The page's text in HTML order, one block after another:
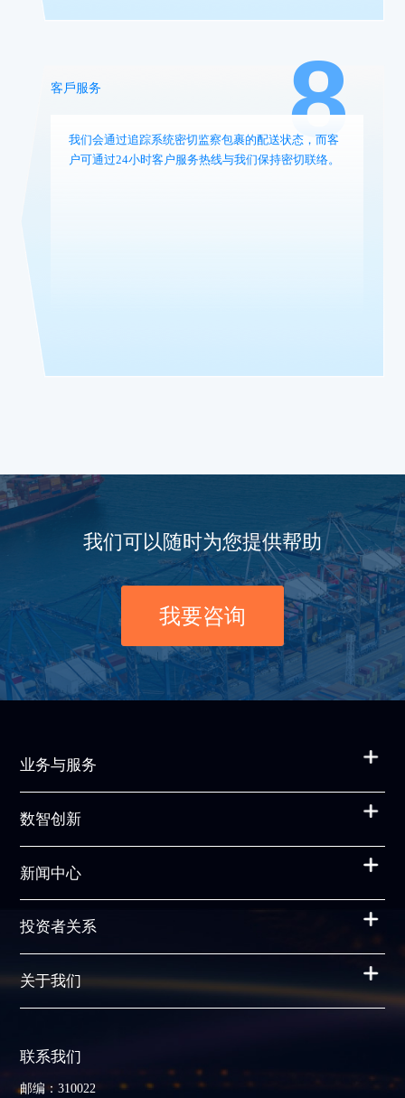
8
客戶服务
我们会通过追踪系统密切监察包裹的配送状态，而客
户可通过24小时客户服务热线与我们保持密切联络。
我们可以随时为您提供帮助
我要咨询
业务与服务
数智创新
新闻中心
投资者关系
关于我们
联系我们
邮编：310022